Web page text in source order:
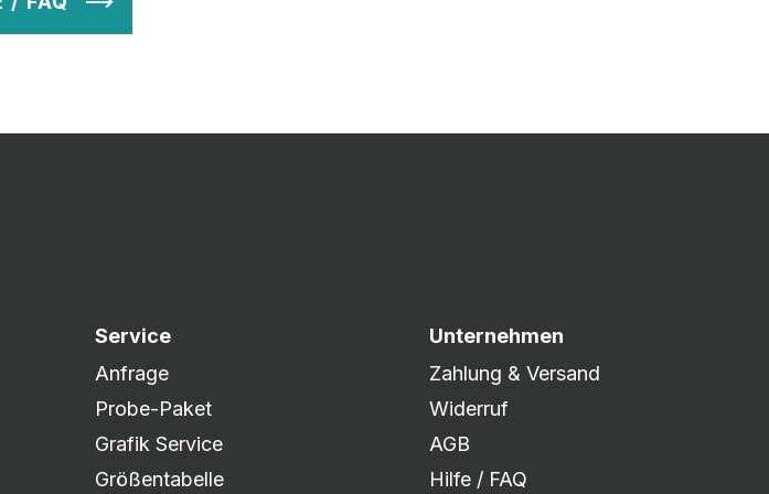
seid. Danach wird es zum Druck freigegeben und die
Service
Anfrage
Probe-Paket
Grafik Service
Größentabelle
Unternehmen
Zahlung & Versand
Widerruf
AGB
Hilfe / FAQ